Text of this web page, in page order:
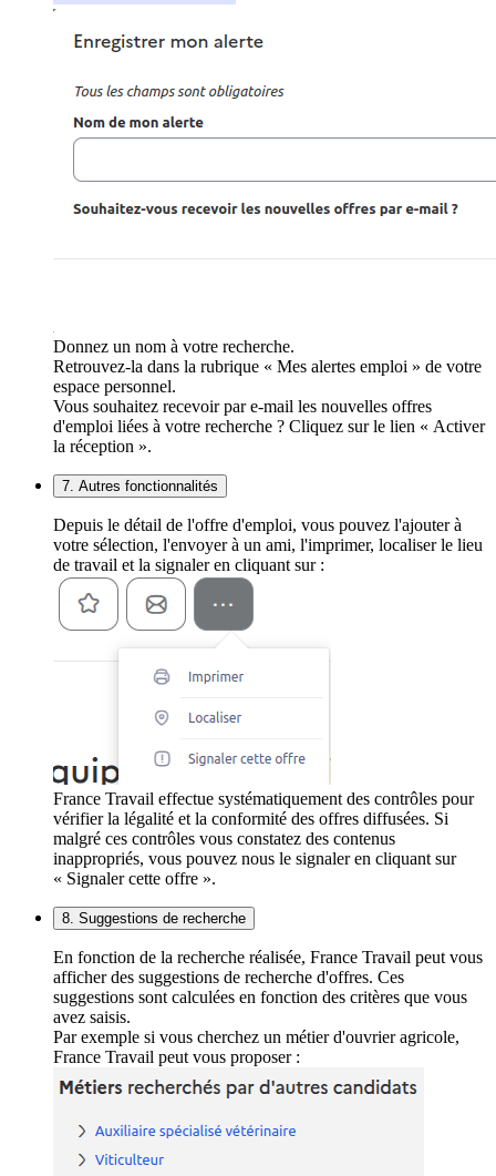
Donnez un nom à votre recherche.
Retrouvez-la dans la rubrique « Mes alertes emploi » de votre
espace personnel.
Vous souhaitez recevoir par e-mail les nouvelles offres
d'emploi liées à votre recherche ? Cliquez sur le lien « Activer
la réception ».
7. Autres fonctionnalités
Depuis le détail de l'offre d'emploi, vous pouvez l'ajouter à
votre sélection, l'envoyer à un ami, l'imprimer, localiser le lieu
de travail et la signaler en cliquant sur :
France Travail effectue systématiquement des contrôles pour
vérifier la légalité et la conformité des offres diffusées. Si
malgré ces contrôles vous constatez des contenus
inappropriés, vous pouvez nous le signaler en cliquant sur
« Signaler cette offre ».
8. Suggestions de recherche
En fonction de la recherche réalisée, France Travail peut vous
afficher des suggestions de recherche d'offres. Ces
suggestions sont calculées en fonction des critères que vous
avez saisis.
Par exemple si vous cherchez un métier d'ouvrier agricole,
France Travail peut vous proposer :